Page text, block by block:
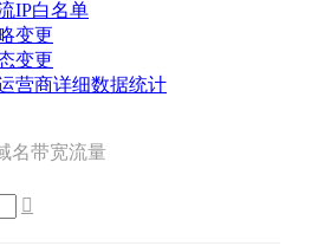
IP白名单
变更
变更
营商详细数据统计
名带宽流量
